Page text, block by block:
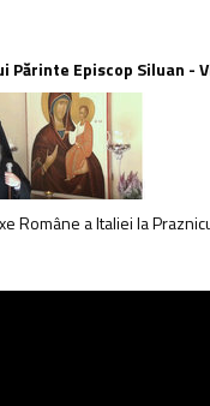
Episcop Siluan -
Române a Italiei la